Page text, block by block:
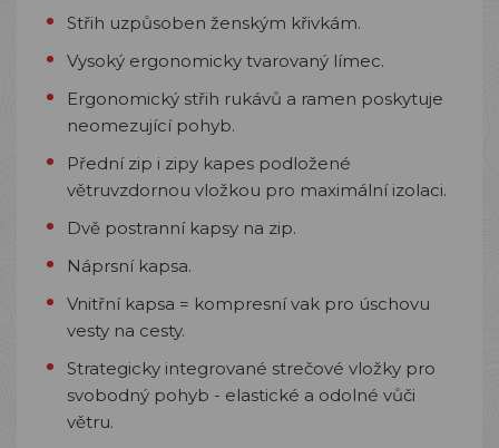
Střih uzpůsoben ženským křivkám.
Vysoký ergonomicky tvarovaný límec.
Ergonomický střih rukávů a ramen poskytuje
neomezující pohyb.
Přední zip i zipy kapes podložené
větruvzdornou vložkou pro maximální izolaci.
Dvě postranní kapsy na zip.
Náprsní kapsa.
Vnitřní kapsa = kompresní vak pro úschovu
vesty na cesty.
Strategicky integrované strečové vložky pro
svobodný pohyb - elastické a odolné vůči
větru.